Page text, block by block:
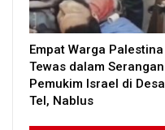
Empat Warga Palestina
Tewas dalam Serangan
Pemukim Israel di Desa
Tel, Nablus